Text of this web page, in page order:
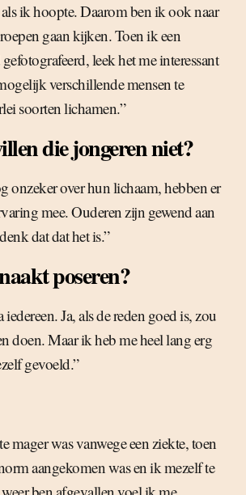
ik hoopte. Daarom ben ik ook naar
gaan kijken. Toen ik een
leek het me interessant
verschillende mensen te
soorten lichamen.”
die jongeren niet?
onzeker over hun lichaam, hebben er
mee. Ouderen zijn gewend aan
dat dat het is.”
poseren?
Ja, als de reden goed is, zou
doen. Maar ik heb me heel lang erg
gevoeld.”
mager was vanwege een ziekte, toen
aangekomen was en ik mezelf te